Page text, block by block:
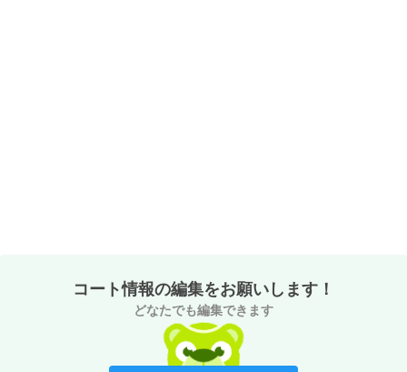
コート情報の編集をお願いします！
どなたでも編集できます